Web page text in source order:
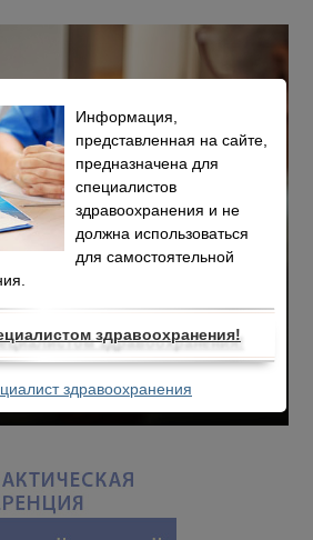
Информация,
представленная на сайте,
предназначена для
специалистов
здравоохранения и не
должна использоваться
для самостоятельной
здравоохранения!
здравоохранения